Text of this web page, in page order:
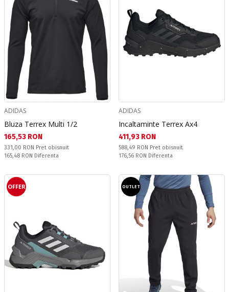
ADIDAS
Bluza Terrex Multi 1/2
Текуща цена:
165,53 RON
Pret obisnuit:
331,00 RON Pret obisnuit
Спестявате:
165,48 RON Diferenta
ADIDAS
Incaltaminte Terrex Ax4
Текуща цена:
411,93 RON
Pret obisnuit:
588,49 RON Pret obisnuit
Спестявате:
176,56 RON Diferenta
OFFER OUTLET